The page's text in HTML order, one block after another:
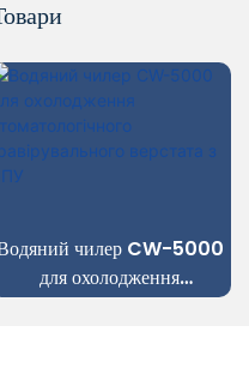
чилер CW-5000
для охолодження
стоматологічного